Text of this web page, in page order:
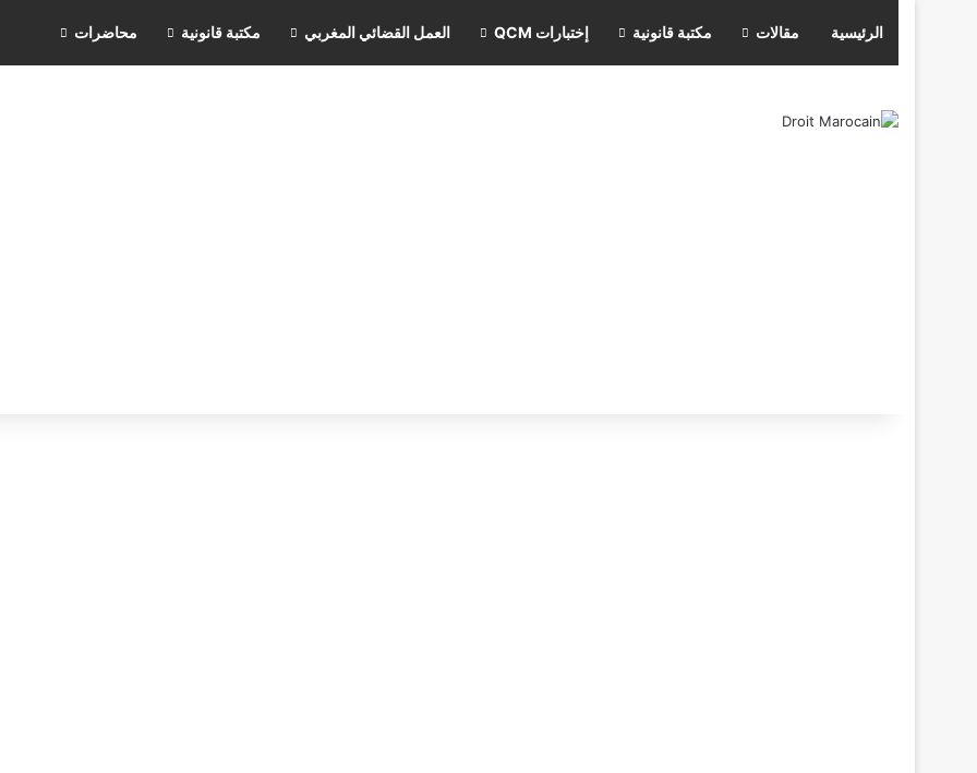
الرئيسية مقالات مكتبة قانونية إختبارات QCM العمل القضائي المغربي مكتبة قانونية محاضرات